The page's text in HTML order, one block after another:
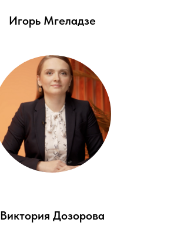
Игорь Мгеладзе
Виктория Дозорова